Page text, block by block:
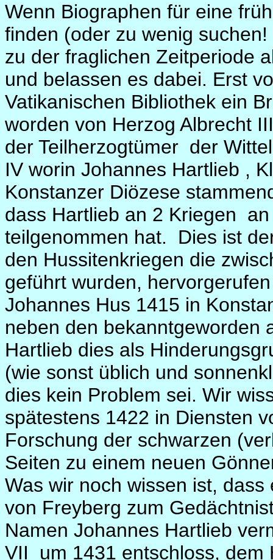
Wenn Biographen für eine
finden (oder zu wenig
zu der fraglichen Zeitperiode
und belassen es dabei. Erst
Vatikanischen Bibliothek ein
worden von Herzog Albrecht
der Teilherzogtümer der
IV worin Johannes Hartlieb ,
Konstanzer Diözese
dass Hartlieb an 2 Kriegen
teilgenommen hat.
Dies ist
den Hussitenkriegen die
geführt wurden,
Johannes Hus 1415 in
neben den bekanntgeworden
Hartlieb dies als
(wie sonst üblich und
dies kein Problem sei. Wir
spätestens 1422 in Diensten
Forschung der schwarzen
Seiten zu einem neuen
Was wir noch wissen ist,
von Freyberg zum
Namen Johannes Hartlieb
VII
um 1431 entschloss,